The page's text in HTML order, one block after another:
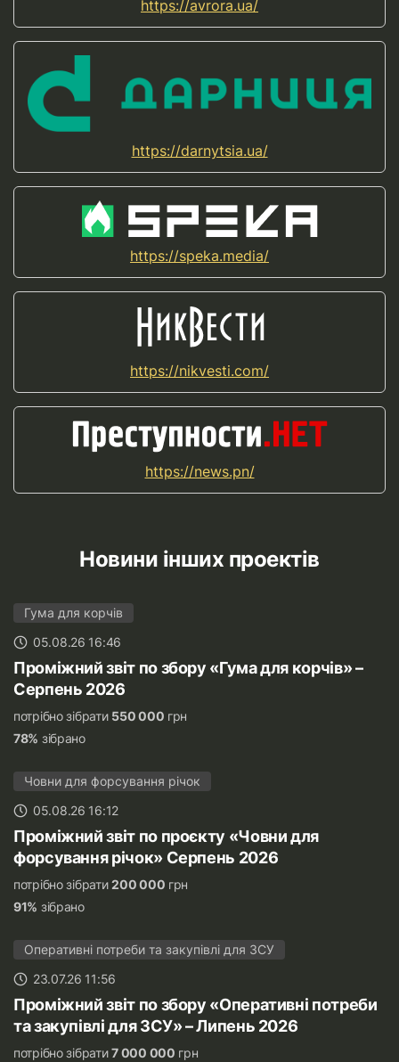
https://avrora.ua/
https://darnytsia.ua/
https://speka.media/
https://nikvesti.com/
https://news.pn/
Новини інших проектів
Гума для корчів
05.08.26 16:46
Проміжний звіт по збору «Гума для корчів» –
Серпень 2026
потрібно зібрати 550 000 грн
78% зібрано
Човни для форсування річок
05.08.26 16:12
Проміжний звіт по проєкту «Човни для
форсування річок» Серпень 2026
потрібно зібрати200 000 грн
91% зібрано
Оперативні потреби та закупівлі для ЗСУ
23.07.26 11:56
Проміжний звіт по збору «Оперативні потреби
та закупівлі для ЗСУ» – Липень 2026
потрібно зібрати7 000 000 грн